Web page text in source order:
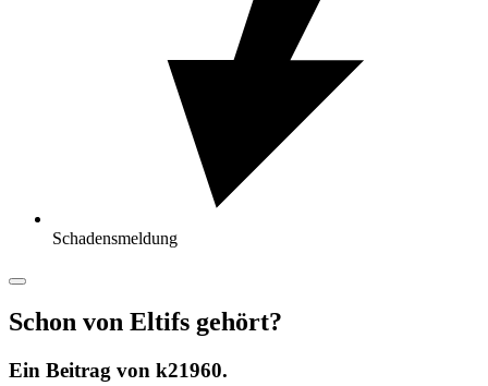
Schadensmeldung
Schon von Eltifs gehört?
Ein Beitrag von k21960.